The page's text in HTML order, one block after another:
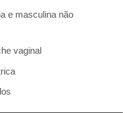
e masculina não
vaginal